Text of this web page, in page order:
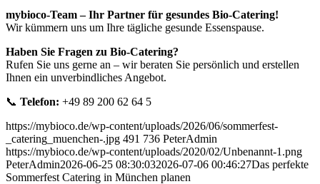
mybioco-Team – Ihr Partner für gesundes Bio-Catering!
Wir kümmern uns um Ihre tägliche gesunde Essenspause.
Haben Sie Fragen zu Bio-Catering?
Rufen Sie uns gerne an – wir beraten Sie persönlich und erstellen
Ihnen ein unverbindliches Angebot.
📞 Telefon: +49 89 200 62 64 5
https://mybioco.de/wp-content/uploads/2026/06/sommerfest-
_catering_muenchen-.jpg 491 736 PeterAdmin
https://mybioco.de/wp-content/uploads/2020/02/Unbenannt-1.png
PeterAdmin2026-06-25 08:30:032026-07-06 00:46:27Das perfekte
Sommerfest Catering in München planen